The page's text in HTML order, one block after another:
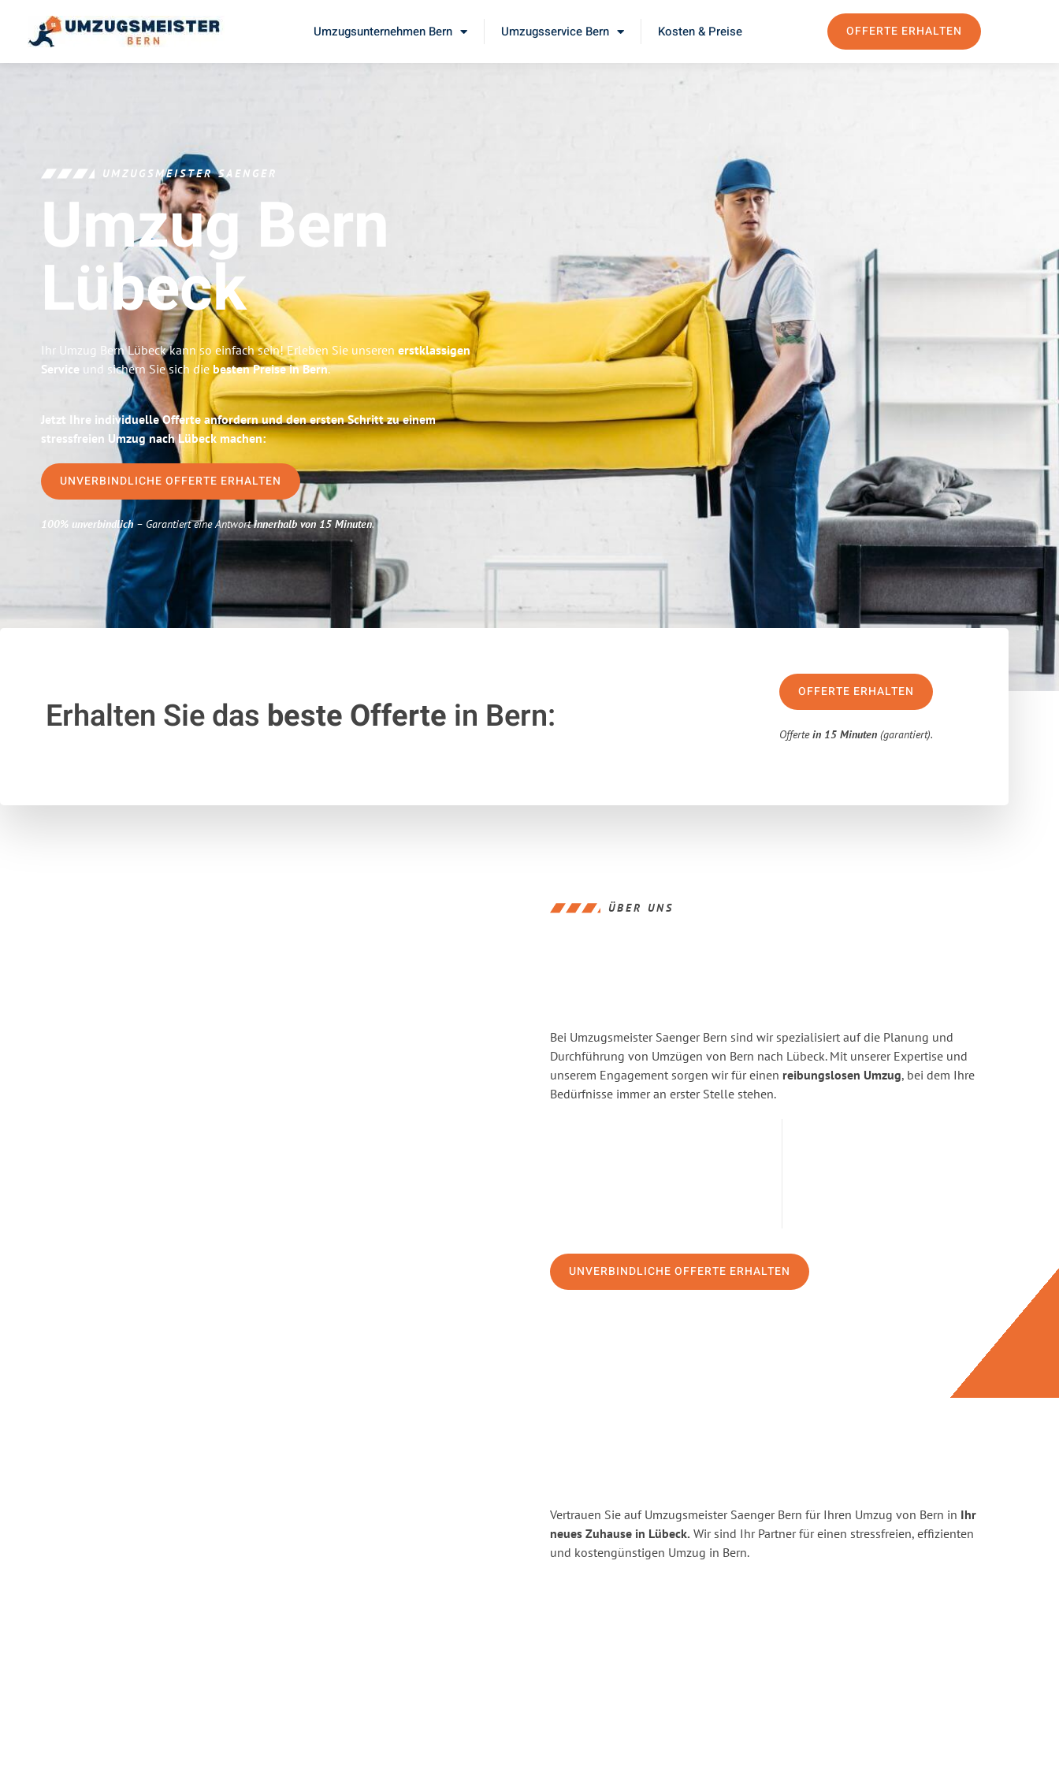
Umzugsunternehmen Bern Umzugsservice Bern Kosten & Preise OFFERTE ERHALTEN
UMZUGSMEISTER SAENGER
Umzug Bern
Lübeck
Ihr Umzug Bern Lübeck kann so einfach sein! Erleben Sie unseren erstklassigen
Service und sichern Sie sich die besten Preise in Bern.
Jetzt Ihre individuelle Offerte anfordern und den ersten Schritt zu einem
stressfreien Umzug nach Lübeck machen:
UNVERBINDLICHE OFFERTE ERHALTEN
100% unverbindlich– Garantiert eine Antwortinnerhalb von 15 Minuten.
Erhalten Sie das beste Offerte in Bern:
OFFERTE ERHALTEN
Offertein 15 Minuten (garantiert).
ÜBER UNS
Bei Umzugsmeister Saenger Bern sind wir spezialisiert auf die Planung und
Durchführung von Umzügen von Bern nach Lübeck. Mit unserer Expertise und
unserem Engagement sorgen wir für einen reibungslosen Umzug, bei dem Ihre
Bedürfnisse immer an erster Stelle stehen.
UNVERBINDLICHE OFFERTE ERHALTEN
Vertrauen Sie auf Umzugsmeister Saenger Bern für Ihren Umzug von Bern in Ihr
neues Zuhause in Lübeck. Wir sind Ihr Partner für einen stressfreien, effizienten
und kostengünstigen Umzug in Bern.